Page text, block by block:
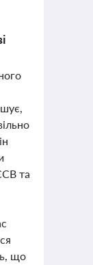
та
що